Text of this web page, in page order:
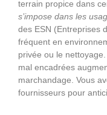
terrain propice dans
s’impose dans les
des ESN (Entreprises
fréquent en
privée ou le
mal encadrées
marchandage. Vous
fournisseurs pour